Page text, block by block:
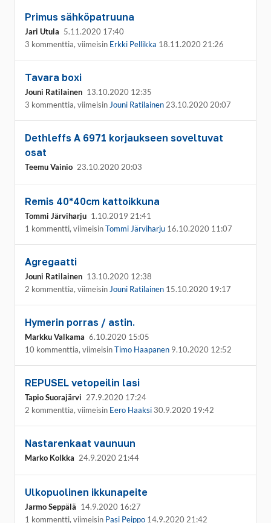
Primus sähköpatruuna
Jari Utula 5.11.2020 17:40
3 kommenttia, viimeisin Erkki Pellikka 18.11.2020 21:26
Tavara boxi
Jouni Ratilainen 13.10.2020 12:35
3 kommenttia, viimeisin Jouni Ratilainen 23.10.2020 20:07
Dethleffs A 6971 korjaukseen soveltuvat
osat
Teemu Vainio 23.10.2020 20:03
Remis 40*40cm kattoikkuna
Tommi Järviharju 1.10.2019 21:41
1 kommentti, viimeisinTommi Järviharju 16.10.2020 11:07
Agregaatti
Jouni Ratilainen 13.10.2020 12:38
2 kommenttia, viimeisin Jouni Ratilainen 15.10.2020 19:17
Hymerin porras / astin.
Markku Valkama 6.10.2020 15:05
10 kommenttia, viimeisinTimo Haapanen 9.10.2020 12:52
REPUSEL vetopeilin lasi
Tapio Suorajärvi 27.9.2020 17:24
2 kommenttia, viimeisin Eero Haaksi 30.9.2020 19:42
Nastarenkaat vaunuun
Marko Kolkka 24.9.2020 21:44
Ulkopuolinen ikkunapeite
Jarmo Seppälä 14.9.2020 16:27
1 kommentti, viimeisin Pasi Peippo 14.9.2020 21:42